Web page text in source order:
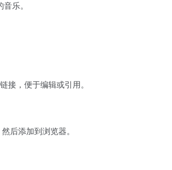
乐。
接，便于编辑或引用。
后添加到浏览器。